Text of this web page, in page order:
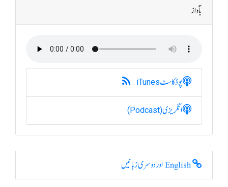
بآواز
پوڈکاسٹiTunes
انگریزی(Podcast)